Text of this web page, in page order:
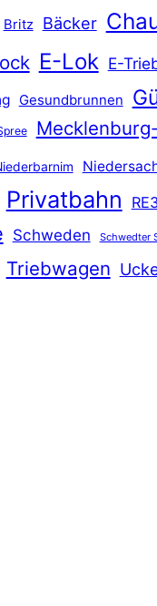
Britz Bäcker
E-Lok E-
Gesundbrunnen
Privatbahn
Schweden Schwedter
Triebwagen